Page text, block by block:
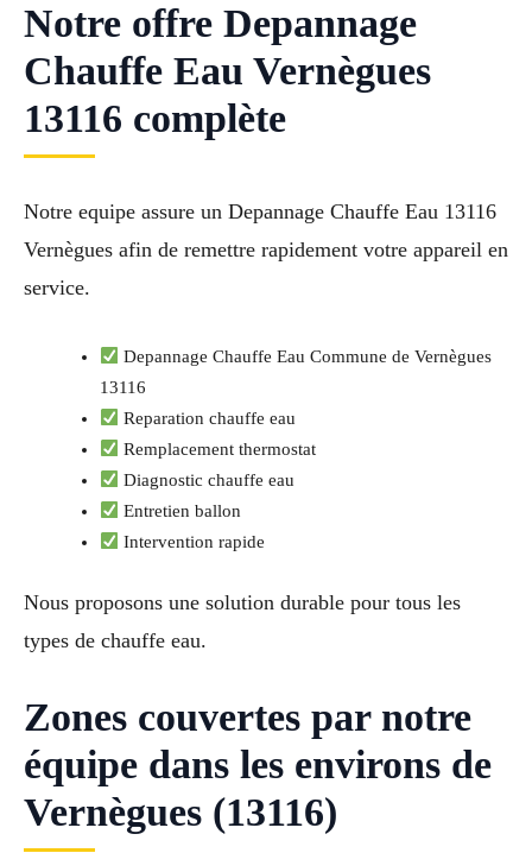
Notre offre Depannage
Chauffe Eau Vernègues
13116 complète
Notre equipe assure un Depannage Chauffe Eau 13116
Vernègues afin de remettre rapidement votre appareil en
service.
Depannage Chauffe Eau Commune de Vernègues
13116
Reparation chauffe eau
Remplacement thermostat
Diagnostic chauffe eau
Entretien ballon
Intervention rapide
Nous proposons une solution durable pour tous les
types de chauffe eau.
Zones couvertes par notre
équipe dans les environs de
Vernègues (13116)